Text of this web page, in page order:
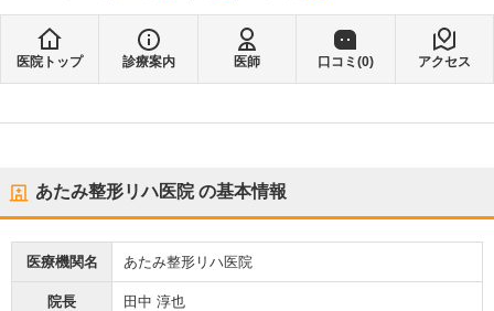
医院トップ 診療案内 医師 口コミ(0) アクセス
あたみ整形リハ医院の基本情報
医療機関名 あたみ整形リハ医院
院長 田中 淳也